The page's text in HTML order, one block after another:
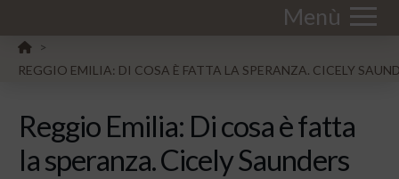
Menù
HOME
>
REGGIO EMILIA: DI COSA È FATTA LA SPERANZA. CICELY
Reggio Emilia: Di cosa è fatta
la speranza. Cicely Saunders